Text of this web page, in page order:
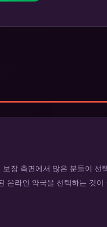
장 측면에서 많은 분들이 선
온라인 약국을 선택하는 것이